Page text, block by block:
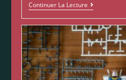
Continuer La Lecture